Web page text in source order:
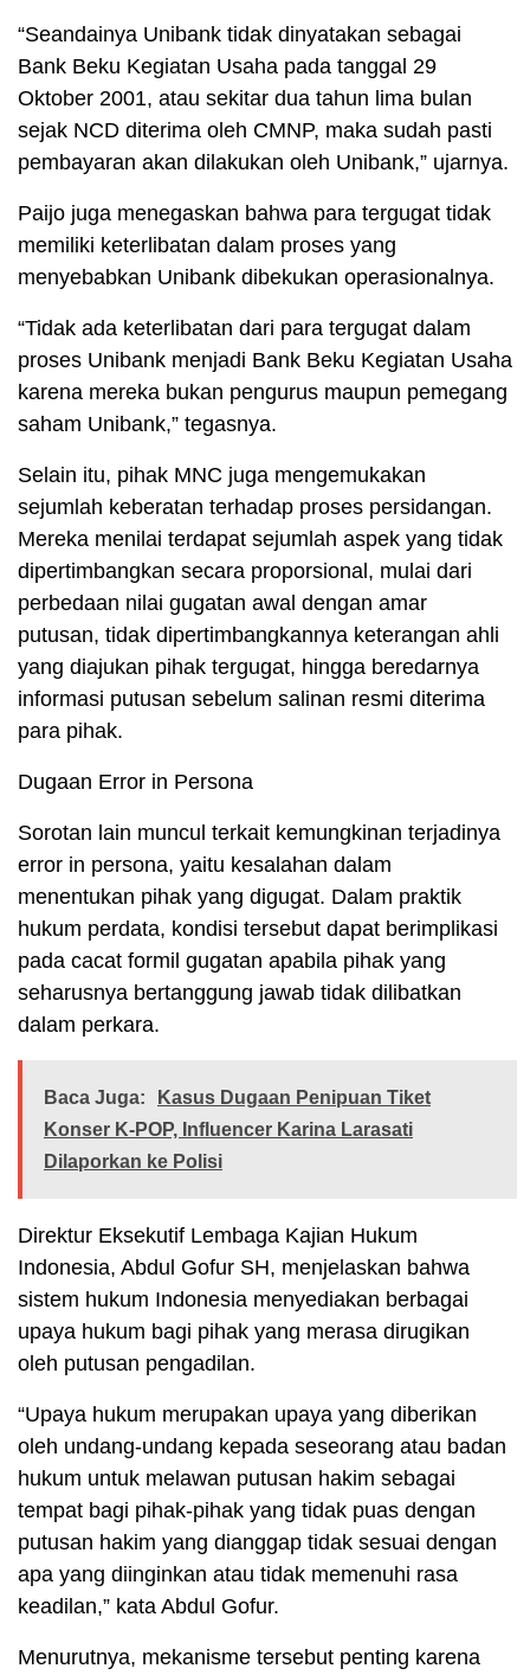
“Seandainya Unibank tidak dinyatakan sebagai
Bank Beku Kegiatan Usaha pada tanggal 29
Oktober 2001, atau sekitar dua tahun lima bulan
sejak NCD diterima oleh CMNP, maka sudah pasti
pembayaran akan dilakukan oleh Unibank,” ujarnya.
Paijo juga menegaskan bahwa para tergugat tidak
memiliki keterlibatan dalam proses yang
menyebabkan Unibank dibekukan operasionalnya.
“Tidak ada keterlibatan dari para tergugat dalam
proses Unibank menjadi Bank Beku Kegiatan Usaha
karena mereka bukan pengurus maupun pemegang
saham Unibank,” tegasnya.
Selain itu, pihak MNC juga mengemukakan
sejumlah keberatan terhadap proses persidangan.
Mereka menilai terdapat sejumlah aspek yang tidak
dipertimbangkan secara proporsional, mulai dari
perbedaan nilai gugatan awal dengan amar
putusan, tidak dipertimbangkannya keterangan ahli
yang diajukan pihak tergugat, hingga beredarnya
informasi putusan sebelum salinan resmi diterima
para pihak.
Dugaan Error in Persona
Sorotan lain muncul terkait kemungkinan terjadinya
error in persona, yaitu kesalahan dalam
menentukan pihak yang digugat. Dalam praktik
hukum perdata, kondisi tersebut dapat berimplikasi
pada cacat formil gugatan apabila pihak yang
seharusnya bertanggung jawab tidak dilibatkan
dalam perkara.
Baca Juga:
Kasus Dugaan Penipuan Tiket
Konser K-POP, Influencer Karina Larasati
Dilaporkan ke Polisi
Direktur Eksekutif Lembaga Kajian Hukum
Indonesia, Abdul Gofur SH, menjelaskan bahwa
sistem hukum Indonesia menyediakan berbagai
upaya hukum bagi pihak yang merasa dirugikan
oleh putusan pengadilan.
“Upaya hukum merupakan upaya yang diberikan
oleh undang-undang kepada seseorang atau badan
hukum untuk melawan putusan hakim sebagai
tempat bagi pihak-pihak yang tidak puas dengan
putusan hakim yang dianggap tidak sesuai dengan
apa yang diinginkan atau tidak memenuhi rasa
keadilan,” kata Abdul Gofur.
Menurutnya, mekanisme tersebut penting karena